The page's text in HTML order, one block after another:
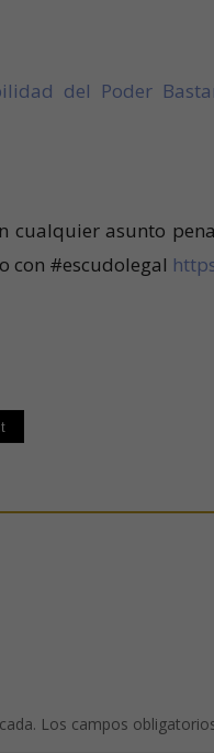
del Poder
cualquier asunto
con #escudolegal
Los campos